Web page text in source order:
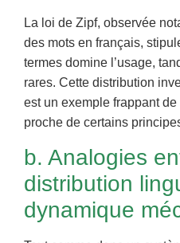
La loi de Zipf, observée
des mots en français,
termes domine l’usage,
rares. Cette distribution
est un exemple frappant
proche de certains
b. Analogies
distribution
dynamique